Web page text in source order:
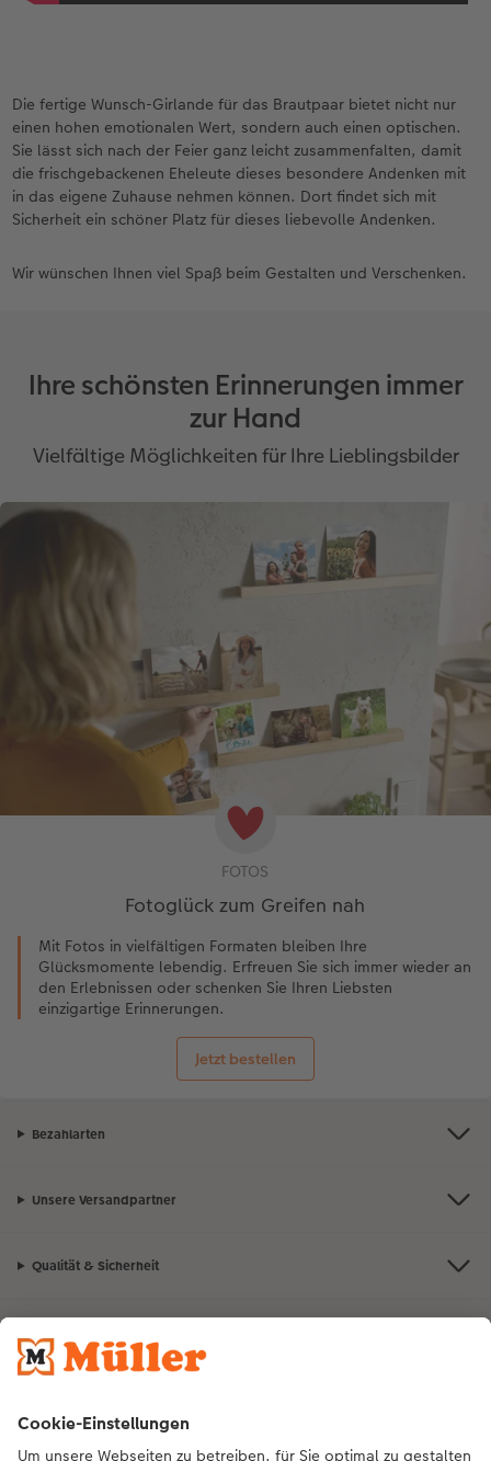
Die fertige Wunsch-Girlande für das Brautpaar bietet nicht nur
einen hohen emotionalen Wert, sondern auch einen optischen.
Sie lässt sich nach der Feier ganz leicht zusammenfalten, damit
die frischgebackenen Eheleute dieses besondere Andenken mit
in das eigene Zuhause nehmen können. Dort findet sich mit
Sicherheit ein schöner Platz für dieses liebevolle Andenken.
Wir wünschen Ihnen viel Spaß beim Gestalten und Verschenken.
Ihre schönsten Erinnerungen immer
zur Hand
Vielfältige Möglichkeiten für Ihre Lieblingsbilder
FOTOS
Fotoglück zum Greifen nah
Mit Fotos in vielfältigen Formaten bleiben Ihre
Glücksmomente lebendig. Erfreuen Sie sich immer wieder an
den Erlebnissen oder schenken Sie Ihren Liebsten
einzigartige Erinnerungen.
Jetzt bestellen
Bezahlarten
Unsere Versandpartner
Qualität & Sicherheit